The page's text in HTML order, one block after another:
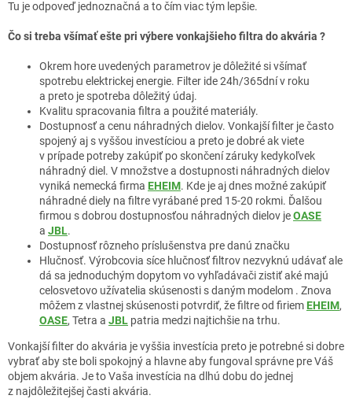
Tu je odpoveď jednoznačná a to čím viac tým lepšie.
Čo si treba všímať ešte pri výbere vonkajšieho filtra do akvária ?
Okrem hore uvedených parametrov je dôležité si všímať
spotrebu elektrickej energie. Filter ide 24h/365dní v roku
a preto je spotreba dôležitý údaj.
Kvalitu spracovania filtra a použité materiály.
Dostupnosť a cenu náhradných dielov. Vonkajší filter je často
spojený aj s vyššou investíciou a preto je dobré ak viete
v prípade potreby zakúpiť po skončení záruky kedykoľvek
náhradný diel. V množstve a dostupnosti náhradných dielov
vyniká nemecká firma EHEIM. Kde je aj dnes možné zakúpiť
náhradné diely na filtre vyrábané pred 15-20 rokmi. Ďalšou
firmou s dobrou dostupnosťou náhradných dielov jeOASE
a JBL.
Dostupnosť rôzneho príslušenstva pre danú značku
Hlučnosť. Výrobcovia síce hlučnosť filtrov nezvyknú udávať ale
dá sa jednoduchým dopytom vo vyhľadávači zistiť aké majú
celosvetovo užívatelia skúsenosti s daným modelom . Znova
môžem z vlastnej skúsenosti potvrdiť, že filtre od firiem EHEIM,
OASE, Tetra a JBL patria medzi najtichšie na trhu.
Vonkajší filter do akvária je vyššia investícia preto je potrebné si dobre
vybrať aby ste boli spokojný a hlavne aby fungoval správne pre Váš
objem akvária. Je to Vaša investícia na dlhú dobu do jednej
z najdôležitejšej časti akvária.